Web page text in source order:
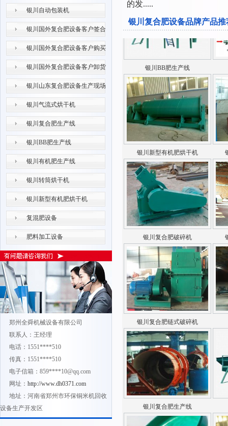
银川自动包装机
银川国外复合肥设备客户签合
银川国外复合肥设备客户购买
银川国外复合肥设备客户卸货
银川山东复合肥设备生产现场
银川气流式烘干机
银川复合肥生产线
银川BB肥生产线
银川有机肥生产线
银川转筒烘干机
银川新型有机肥烘干机
复混肥设备
肥料加工设备
郑州全舜机械设备有限公司
联系人：王经理
电话：1551****510
传真：1551****510
电子信箱：859****10@qq.com
网址： http://www.dh0371.com
地址：河南省郑州市环保铜米机回收
设备生产开发区
的发.....
银川复合肥设备品牌产品推
银川BB肥生产线
银川新型有机肥烘干机
银川复合肥破碎机
银川复合肥链式破碎机
银川复合肥生产线